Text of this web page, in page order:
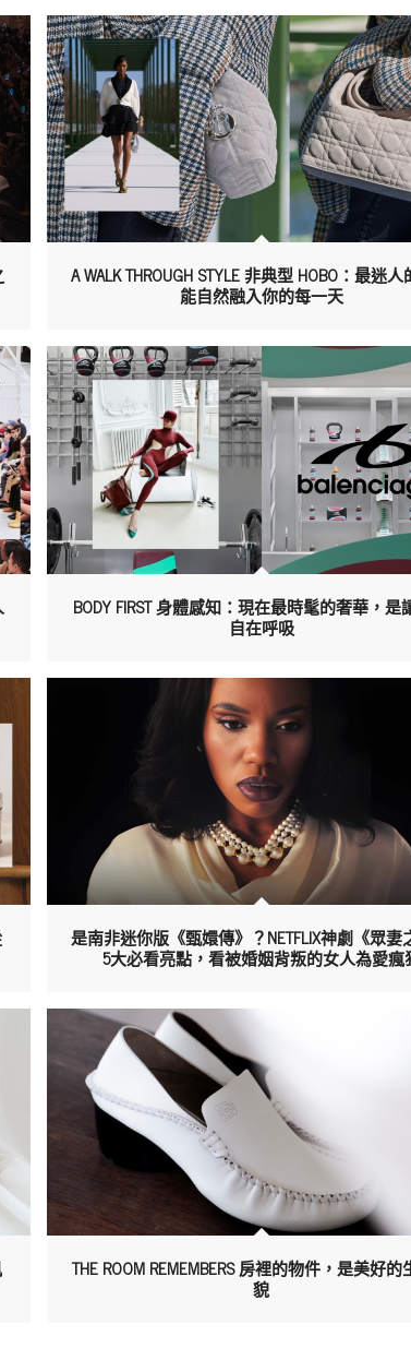
A WALK THROUGH STYLE 非典型 HOBO：最迷人的包是
能自然融入你的每一天
BODY FIRST 身體感知：現在最時髦的奢華，是
自在呼吸
是南非迷你版《甄嬛傳》？NETFLIX神劇《眾妻
5大必看亮點，看被婚姻背叛的女人為愛瘋
THE ROOM REMEMBERS 房裡的物件，是美好
貌